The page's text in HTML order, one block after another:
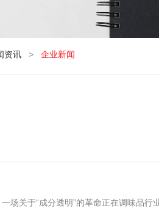
资讯 > 企业新闻
一场关于“成分透明”的革命正在调味品